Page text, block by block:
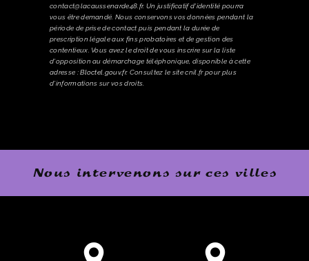
contact@lacaussenarde48.fr. Un justificatif d'identité pourra
vous être demandé. Nous conservons vos données pendant la
période de prise de contact puis pendant la durée de
prescription légale aux fins probatoires et de gestion des
contentieux. Vous avez le droit de vous inscrire sur la liste
d'opposition au démarchage téléphonique, disponible à cette
adresse :Bloctel.gouv.fr. Consultez le site cnil.fr pour plus
d’informations sur vos droits.
Nous intervenons sur ces villes